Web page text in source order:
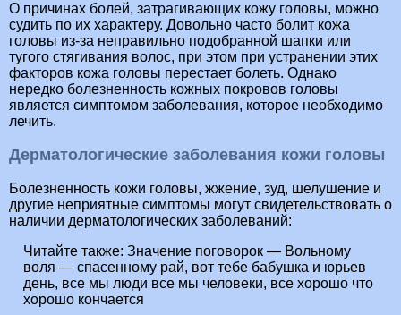
О причинах болей, затрагивающих кожу головы, можно
судить по их характеру. Довольно часто болит кожа
головы из-за неправильно подобранной шапки или
тугого стягивания волос, при этом при устранении этих
факторов кожа головы перестает болеть. Однако
нередко болезненность кожных покровов головы
является симптомом заболевания, которое необходимо
лечить.
Дерматологические заболевания кожи головы
Болезненность кожи головы, жжение, зуд, шелушение и
другие неприятные симптомы могут свидетельствовать о
наличии дерматологических заболеваний:
Читайте также: Значение поговорок — Вольному
воля — спасенному рай, вот тебе бабушка и юрьев
день, все мы люди все мы человеки, все хорошо что
хорошо кончается